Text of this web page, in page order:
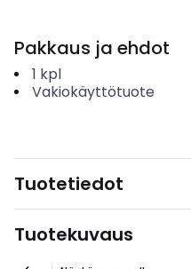
Pakkaus ja ehdot
1 kpl
Vakiokäyttötuote
Tuotetiedot
Tuotekuvaus